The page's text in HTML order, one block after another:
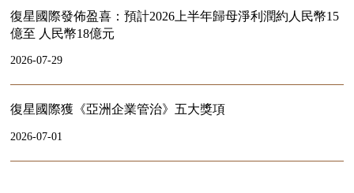
復星國際發佈盈喜：預計2026上半年歸母淨利潤約人民幣15
億至 人民幣18億元
2026-07-29
復星國際獲《亞洲企業管治》五大獎項
2026-07-01